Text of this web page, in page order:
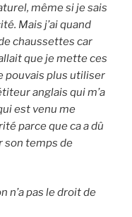
même si je sais
Mais j’ai quand
chaussettes car
que je mette ces
pouvais plus utiliser
anglais qui m’a
est venu me
parce que ca a dû
son temps de
n’a pas le droit de